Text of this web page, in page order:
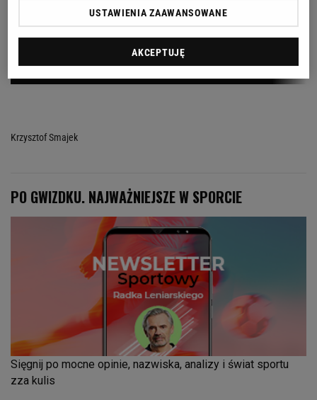
Krzysztof Smajek
USTAWIENIA ZAAWANSOWANE
AKCEPTUJĘ